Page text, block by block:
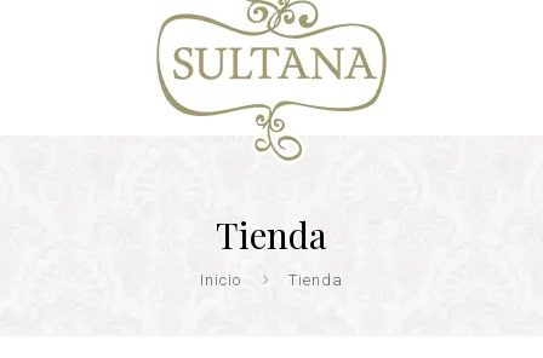
Tienda
Inicio Tienda